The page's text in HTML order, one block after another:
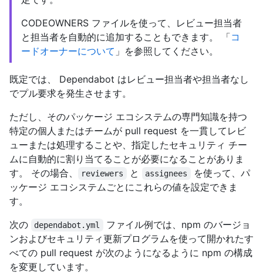
CODEOWNERS ファイルを使って、レビュー担当者
と担当者を自動的に追加することもできます。 「コ
ードオーナーについて 」を参照してください。
既定では、 Dependabot はレビュー担当者や担当者なし
でプル要求を発生させます。
ただし、そのパッケージ エコシステムの専門知識を持つ
特定の個人またはチームが pull request を一貫してレビ
ューまたは処理することや、指定したセキュリティ チー
ムに自動的に割り当てることが必要になることがありま
す。 その場合、
reviewers と assignees
を使って、パ
ッケージ エコシステムごとにこれらの値を設定できま
す。
次の
dependabot.yml
ファイル例では、npm のバージョ
ンおよびセキュリティ更新プログラムを使って開かれたす
べての pull request が次のようになるように npm の構成
を変更しています。